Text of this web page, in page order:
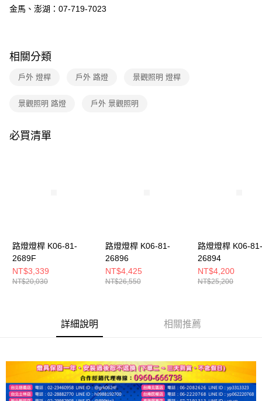
２．訂單成立數日內，您將收到繳費通知簡訊。
後付繳納相關費用。
是否繳費成功／繳費後需取消欲退款等相關疑問，請聯繫「AFTEE先享後付
易，需依本服務之必要範圍內提供個人資料，並將交易相關給付款項請求債
權轉讓予恩沛科技股份有限公司。
恩沛科技股份有限公司將有權停止該用戶之使用額度並採取法律行動。
金馬、澎湖：07-719-7023
相關分類
戶外 燈桿 戶外 路燈 景觀照明 燈桿
景觀照明 路燈 戶外 景觀照明
必買清單
路燈燈桿 K06-81-
2689F
NT$3,339
NT$20,030
路燈燈桿 K06-81-
26896
NT$4,425
NT$26,550
路燈燈桿 K06-81-
26894
NT$4,200
NT$25,200
詳細說明 相關推薦